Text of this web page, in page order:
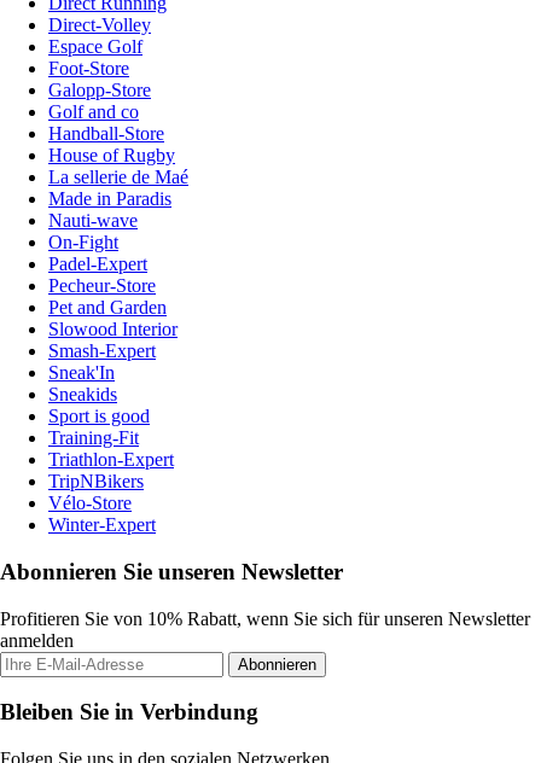
Direct-Volley
Espace Golf
Foot-Store
Galopp-Store
Golf and co
Handball-Store
House of Rugby
La sellerie de Maé
Made in Paradis
Nauti-wave
On-Fight
Padel-Expert
Pecheur-Store
Pet and Garden
Slowood Interior
Smash-Expert
Sneak'In
Sneakids
Sport is good
Training-Fit
Triathlon-Expert
TripNBikers
Vélo-Store
Winter-Expert
Abonnieren Sie unseren Newsletter
Profitieren Sie von 10% Rabatt, wenn Sie sich für unseren Newsletter
anmelden
Abonnieren
Bleiben Sie in Verbindung